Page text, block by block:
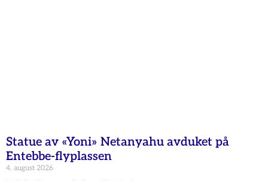
Statue av «Yoni» Netanyahu avduket på
Entebbe-flyplassen
4. august 2026